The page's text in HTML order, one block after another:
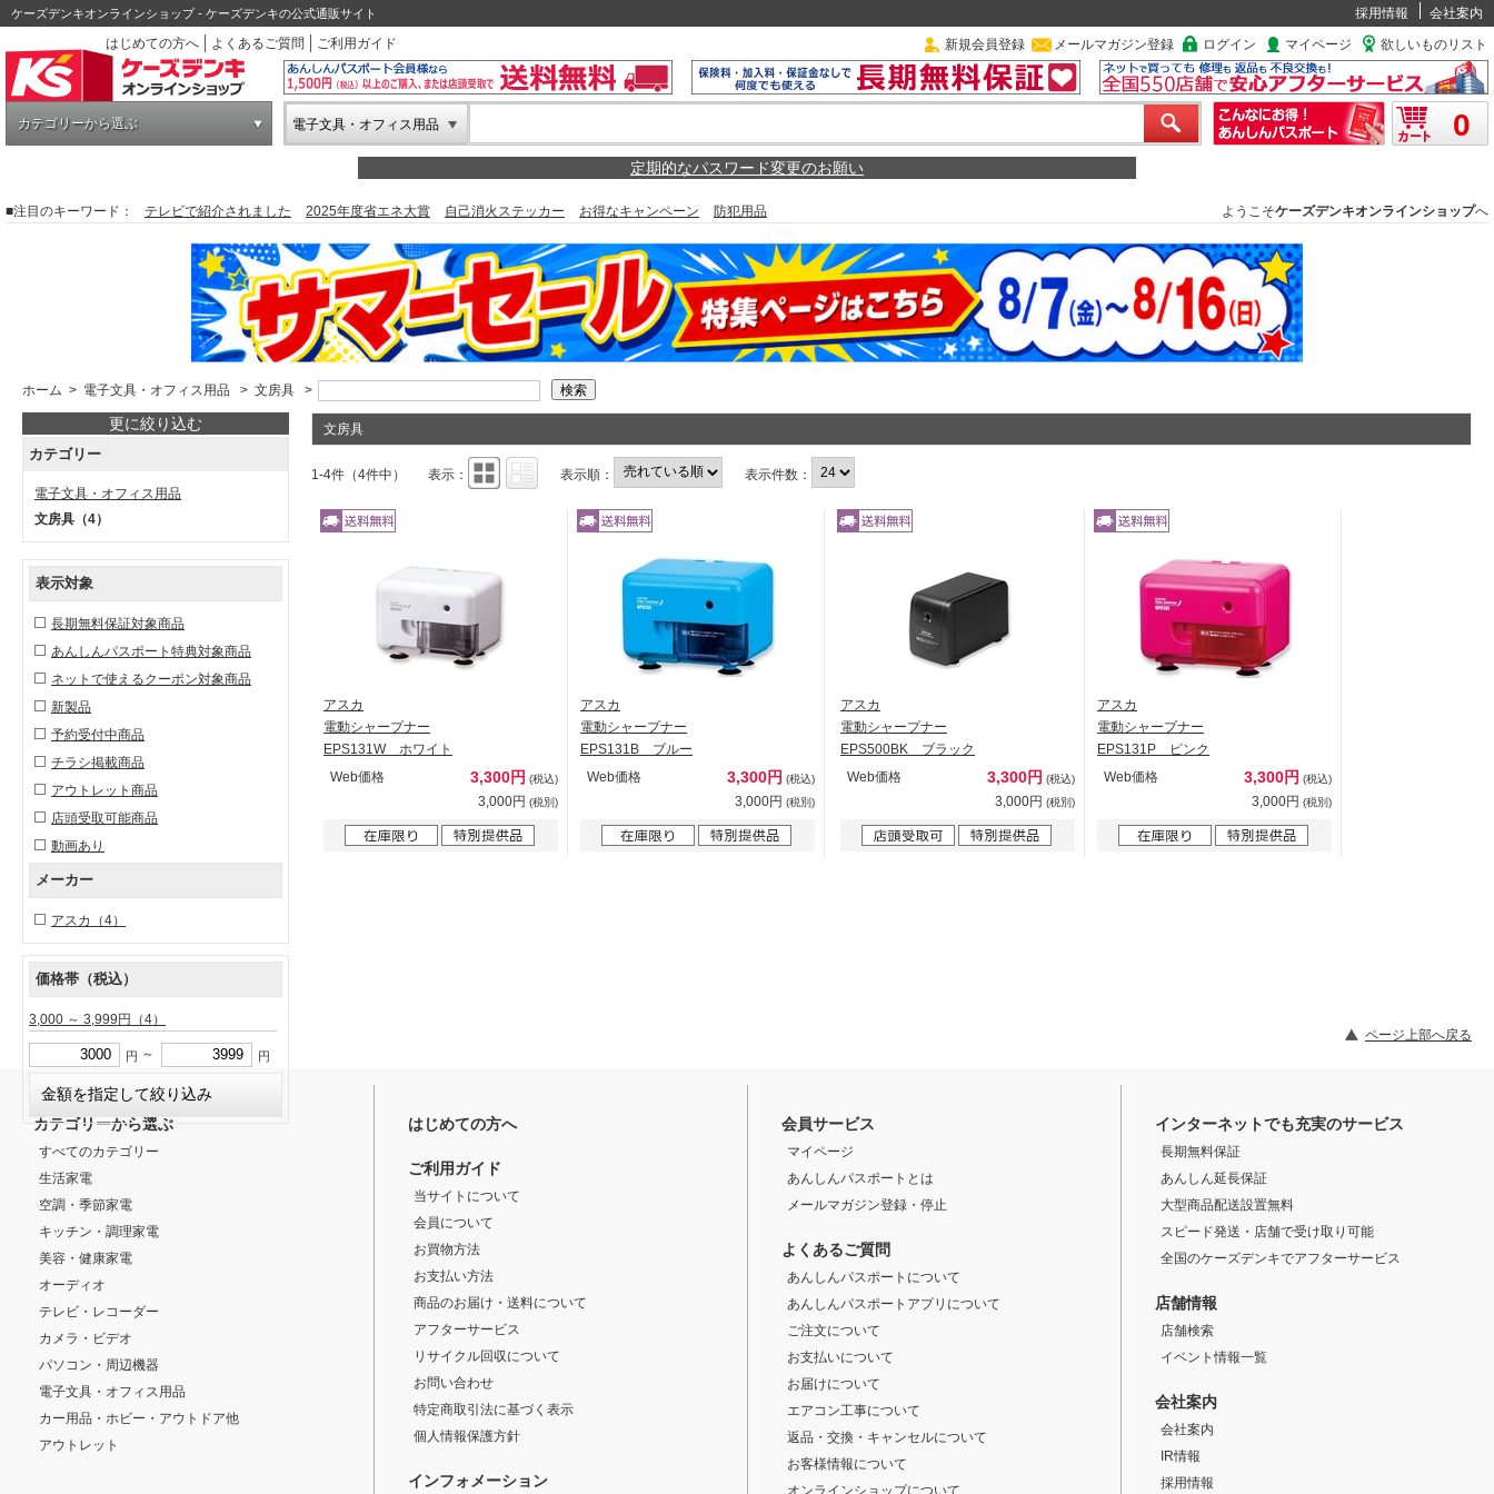
ケーズデンキオンラインショップ - ケーズデンキの公式通販サイト 採用情報
会社案内
はじめての方へ
よくあるご質問 ご利用ガイド 新規会員登録 メールマガジン登録 ログイン マイページ 欲しいものリスト
カテゴリーから選ぶ 電子文具・オフィス用品 0
定期的なパスワード変更のお願い
■注目のキーワード： テレビで紹介されました 2025年度省エネ大賞 自己消火ステッカー お得なキャンペーン 防犯用品 ようこそケーズデンキオンラインショップへ
ホーム > 電子文具・オフィス用品 > 文房具 >
更に絞り込む
カテゴリー
電子文具・オフィス用品
文房具 （4）
表示対象
長期無料保証対象商品
あんしんパスポート特典対象商品
ネットで使えるクーポン対象商品
新製品
予約受付中商品
チラシ掲載商品
アウトレット商品
店頭受取可能商品
動画あり
メーカー
アスカ （4）
価格帯（税込）
3,000 ～ 3,999円 （4）
円 ～ 円
文房具
1-4件（4件中） 表示： 表示順： 表示件数：
アスカ
電動シャープナー
EPS131W ホワイト
Web価格
3,300円 (税込)
3,000円 (税別)
アスカ
電動シャープナー
EPS131B ブルー
Web価格
3,300円 (税込)
3,000円 (税別)
アスカ
電動シャープナー
EPS500BK ブラック
Web価格
3,300円 (税込)
3,000円 (税別)
アスカ
電動シャープナー
EPS131P ピンク
Web価格
3,300円 (税込)
3,000円 (税別)
ページ上部へ戻る
カテゴリーから選ぶ
すべてのカテゴリー
生活家電
空調・季節家電
キッチン・調理家電
美容・健康家電
オーディオ
テレビ・レコーダー
カメラ・ビデオ
パソコン・周辺機器
電子文具・オフィス用品
カー用品・ホビー・アウトドア他
アウトレット
はじめての方へ
ご利用ガイド
当サイトについて
会員について
お買物方法
お支払い方法
商品のお届け・送料について
アフターサービス
リサイクル回収について
お問い合わせ
特定商取引法に基づく表示
個人情報保護方針
インフォメーション
会員サービス
マイページ
あんしんパスポートとは
メールマガジン登録・停止
よくあるご質問
あんしんパスポートについて
あんしんパスポートアプリについて
ご注文について
お支払いについて
お届けについて
エアコン工事について
返品・交換・キャンセルについて
お客様情報について
オンラインショップについて
インターネットでも充実のサービス
長期無料保証
あんしん延長保証
大型商品配送設置無料
スピード発送・店舗で受け取り可能
全国のケーズデンキでアフターサービス
店舗情報
店舗検索
イベント情報一覧
会社案内
会社案内
IR情報
採用情報